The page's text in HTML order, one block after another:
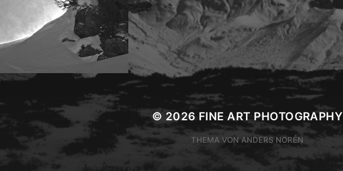
© 2026 FINE ART PHOTOGRAPHY
THEMA VONANDERS NORÉN